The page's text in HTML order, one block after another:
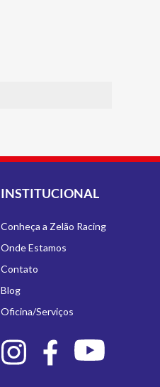
INSTITUCIONAL
Conheça a Zelão Racing
Onde Estamos
Contato
Blog
Oficina/Serviços